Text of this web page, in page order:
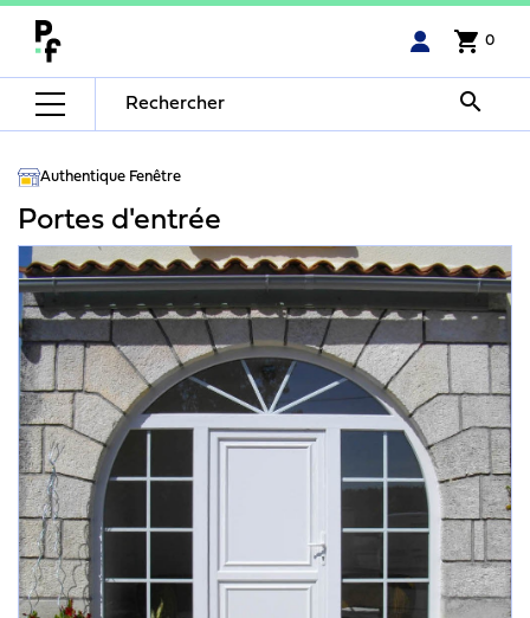
shopping_cart 0

Authentique Fenêtre
Portes d'entrée